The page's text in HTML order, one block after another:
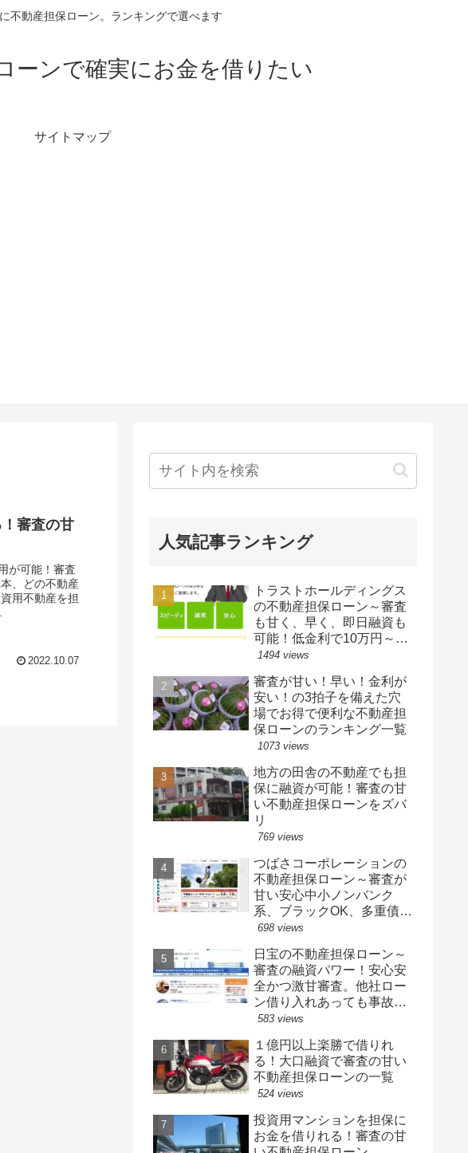
不動産担保ローン。ランキングで選べます
ーンで確実にお金を借りたい
サイトマップ
審査の甘
が可能！審査
、どの不動産
用不動産を担
2022.10.07
人気記事ランキング
トラストホールディングス
の不動産担保ローン～審査
も甘く、早く、即日融資も
可能！低金利で10万円～10
億円までの融資。総量規制
口コミ評判
1494 views
審査が甘い！早い！金利が
安い！の3拍子を備えた穴
場でお得で便利な不動産担
保ローンのランキング一覧
1073 views
地方の田舎の不動産でも担
保に融資が可能！審査の甘
い不動産担保ローンをズバ
リ
769 views
つばさコーポレーションの
不動産担保ローン～審査が
甘い安心中小ノンバンク
系、ブラックOK、多重債務
でもOK！おまとめローンも
資が可能
698 views
日宝の不動産担保ローン～
審査の融資パワー！安心安
全かつ激甘審査。他社ロー
ン借り入れあっても事故歴
あってもOK。抵当権付き、
売中でもOK。即日融資も可
能
583 views
１億円以上楽勝で借りれ
る！大口融資で審査の甘い
不動産担保ローンの一覧
524 views
投資用マンションを担保に
お金を借りれる！審査の甘